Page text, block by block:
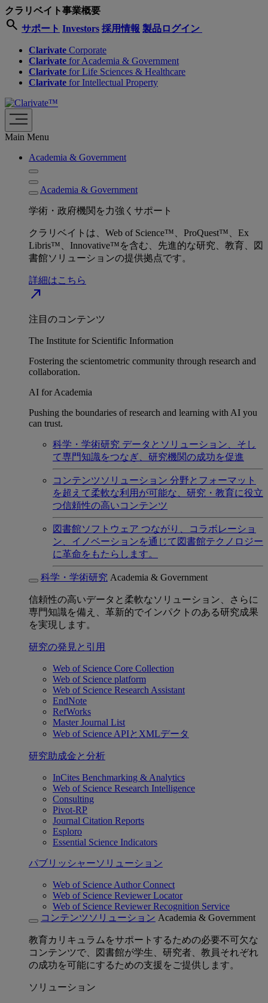
クラリベイト事業概要
search サポート Investors 採用情報 製品ログイン
Clarivate Corporate
Clarivate for Academia & Government
Clarivate for Life Sciences & Healthcare
Clarivate for Intellectual Property
Main Menu
Academia & Government
Academia & Government
学術・政府機関を力強くサポート
クラリベイトは、Web of Science™、ProQuest™、Ex
Libris™、Innovative™を含む、先進的な研究、教育、図
書館ソリューションの提供拠点です。
詳細はこちら
north_east
注目のコンテンツ
The Institute for Scientific Information
Fostering the scientometric community through research and
collaboration.
AI for Academia
Pushing the boundaries of research and learning with AI you
can trust.
科学・学術研究 データとソリューション、そし
て専門知識をつなぎ、研究機関の成功を促進
コンテンツソリューション 分野とフォーマット
を超えて柔軟な利用が可能な、研究・教育に役立
つ信頼性の高いコンテンツ
図書館ソフトウェア つながり、コラボレーショ
ン、イノベーションを通じて図書館テクノロジー
に革命をもたらします。
科学・学術研究 Academia & Government
信頼性の高いデータと柔軟なソリューション、さらに
専門知識を備え、革新的でインパクトのある研究成果
を実現します。
研究の発見と引用
Web of Science Core Collection
Web of Science platform
Web of Science Research Assistant
EndNote
RefWorks
Master Journal List
Web of Science APIとXMLデータ
研究助成金と分析
InCites Benchmarking & Analytics
Web of Science Research Intelligence
Consulting
Pivot-RP
Journal Citation Reports
Esploro
Essential Science Indicators
パブリッシャーソリューション
Web of Science Author Connect
Web of Science Reviewer Locator
Web of Science Reviewer Recognition Service
コンテンツソリューション Academia & Government
教育カリキュラムをサポートするための必要不可欠な
コンテンツで、図書館が学生、研究者、教員それぞれ
の成功を可能にするための支援をご提供します。
ソリューション